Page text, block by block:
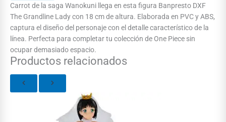
Carrot de la saga Wanokuni llega en esta figura Banpresto DXF
The Grandline Lady con 18 cm de altura. Elaborada en PVC y ABS,
captura el diseño del personaje con el detalle característico de la
línea. Perfecta para completar tu colección de One Piece sin
ocupar demasiado espacio.
Productos relacionados